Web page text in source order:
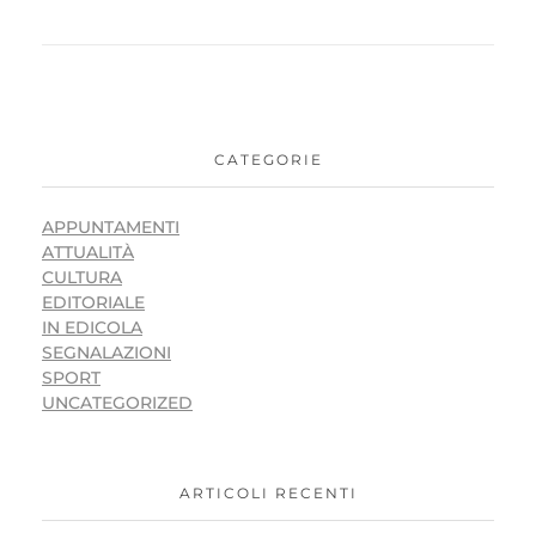
CATEGORIE
APPUNTAMENTI
ATTUALITÀ
CULTURA
EDITORIALE
IN EDICOLA
SEGNALAZIONI
SPORT
UNCATEGORIZED
ARTICOLI RECENTI